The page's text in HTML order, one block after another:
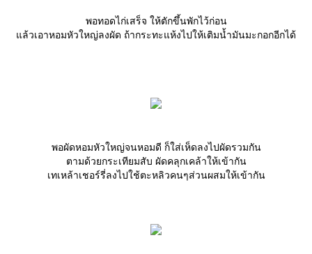
พอทอดไก่เสร็จ ให้ตักขึ้นพักไว้ก่อน
ล้วเอาหอมหัวใหญ่ลงผัด ถ้ากระทะแห้งไปให้เติมน้ำมันมะกอกอีกได้
พอผัดหอมหัวใหญ่จนหอมดี ก็ใส่เห็ดลงไปผัดรวมกัน
ตามด้วยกระเทียมสับ ผัดคลุกเคล้าให้เข้ากัน
เทเหล้าเชอร์รี่ลงไปใช้ตะหลิวคนๆส่วนผสมให้เข้ากัน